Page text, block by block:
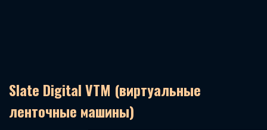
Slate Digital VTM (виртуальные
ленточные машины)